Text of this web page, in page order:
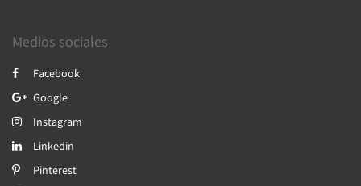
Medios sociales
Facebook
Google
Instagram
Linkedin
Pinterest